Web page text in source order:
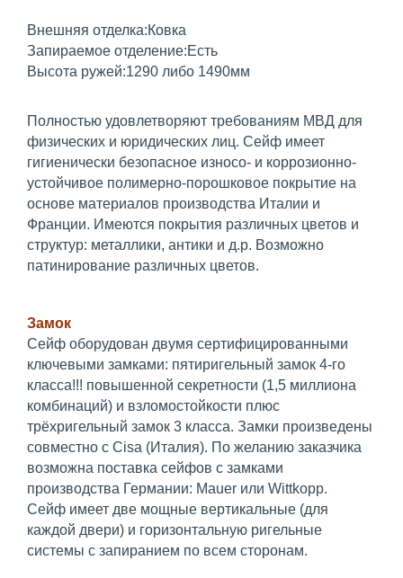
Внешняя отделка:Ковка
Запираемое отделение:Есть
Высота ружей:1290 либо 1490мм
Полностью удовлетворяют требованиям МВД для
физических и юридических лиц. Сейф имеет
гигиенически безопасное износо- и коррозионно-
устойчивое полимерно-порошковое покрытие на
основе материалов производства Италии и
Франции. Имеются покрытия различных цветов и
структур: металлики, антики и д.р. Возможно
патинирование различных цветов.
Замок
Сейф оборудован двумя сертифицированными
ключевыми замками: пятиригельный замок 4-го
класса!!! повышенной секретности (1,5 миллиона
комбинаций) и взломостойкости плюс
трёхригельный замок 3 класса. Замки произведены
совместно с Cisa (Италия). По желанию заказчика
возможна поставка сейфов с замками
производства Германии: Mauer или Wittkopp.
Сейф имеет две мощные вертикальные (для
каждой двери) и горизонтальную ригельные
системы с запиранием по всем сторонам.